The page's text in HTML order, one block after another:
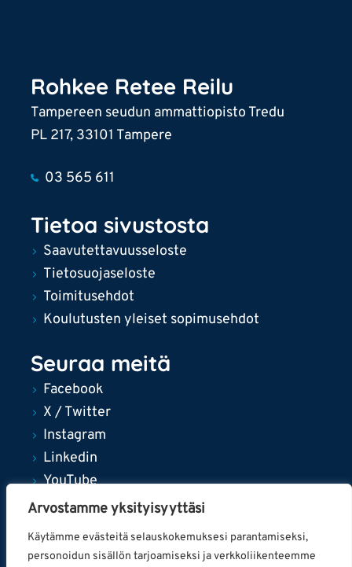
Arvostamme yksityisyyttäsi
Käytämme evästeitä selauskokemuksesi parantamiseksi,
personoidun sisällön tarjoamiseksi ja verkkoliikenteemme
Uusi valikkokohta
Rohkee Retee Reilu
Tampereen seudun ammattiopisto Tredu
PL 217, 33101 Tampere
03 565 611
Tietoa sivustosta
Saavutettavuusseloste
Tietosuojaseloste
Toimitusehdot
Koulutusten yleiset sopimusehdot
Seuraa meitä
Facebook
X / Twitter
Instagram
Linkedin
YouTube